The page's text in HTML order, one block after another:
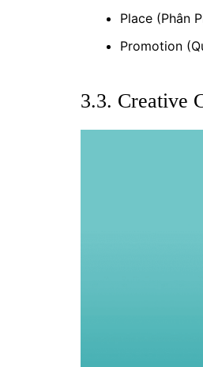
Place (Phân
Promotion
3.3. Creative